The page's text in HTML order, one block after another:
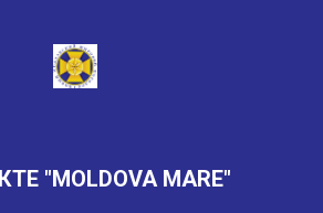
"MOLDOVA MARE"